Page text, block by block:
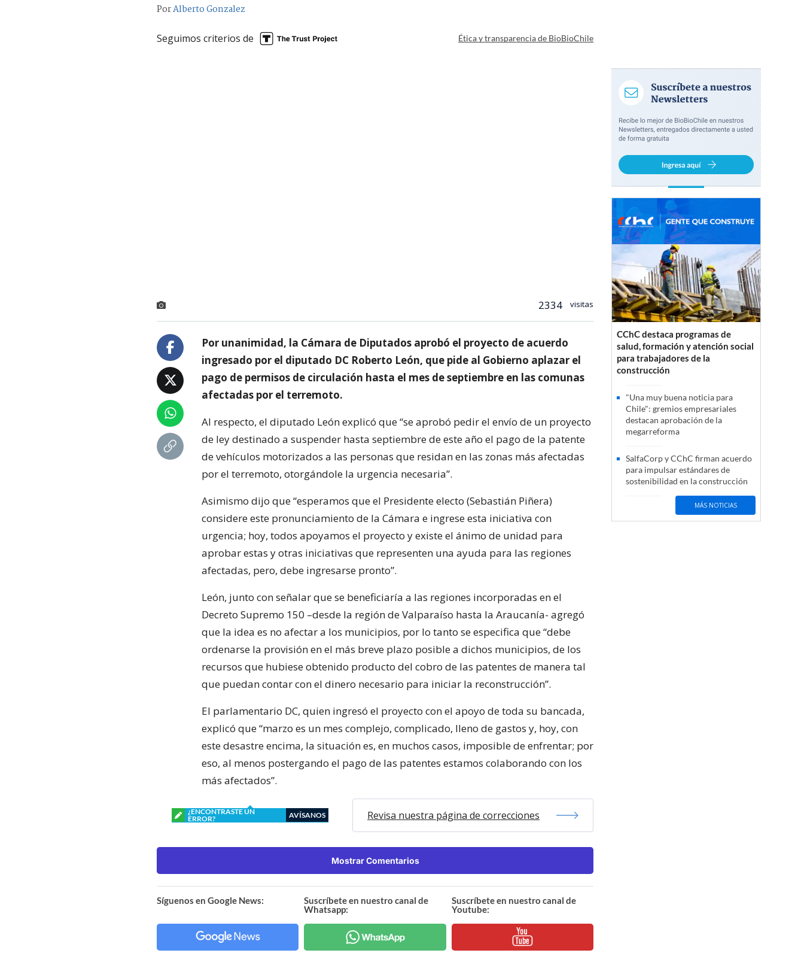
PorAlberto Gonzalez
Seguimos criterios de Ética y transparencia de BioBioChile
2334 visitas
Por unanimidad, la Cámara de Diputados aprobó el proyecto de acuerdo
ingresado por el diputado DC Roberto León, que pide al Gobierno aplazar el
pago de permisos de circulación hasta el mes de septiembre en las comunas
afectadas por el terremoto.
Al respecto, el diputado León explicó que “se aprobó pedir el envío de un proyecto
de ley destinado a suspender hasta septiembre de este año el pago de la patente
de vehículos motorizados a las personas que residan en las zonas más afectadas
por el terremoto, otorgándole la urgencia necesaria”.
Asimismo dijo que “esperamos que el Presidente electo (Sebastián Piñera)
considere este pronunciamiento de la Cámara e ingrese esta iniciativa con
urgencia; hoy, todos apoyamos el proyecto y existe el ánimo de unidad para
aprobar estas y otras iniciativas que representen una ayuda para las regiones
afectadas, pero, debe ingresarse pronto”.
León, junto con señalar que se beneficiaría a las regiones incorporadas en el
Decreto Supremo 150 –desde la región de Valparaíso hasta la Araucanía- agregó
que la idea es no afectar a los municipios, por lo tanto se especifica que “debe
ordenarse la provisión en el más breve plazo posible a dichos municipios, de los
recursos que hubiese obtenido producto del cobro de las patentes de manera tal
que puedan contar con el dinero necesario para iniciar la reconstrucción”.
El parlamentario DC, quien ingresó el proyecto con el apoyo de toda su bancada,
explicó que “marzo es un mes complejo, complicado, lleno de gastos y, hoy, con
este desastre encima, la situación es, en muchos casos, imposible de enfrentar; por
eso, al menos postergando el pago de las patentes estamos colaborando con los
más afectados”.
¿ENCONTRASTE UN
ERROR?
AVÍSANOS Revisa nuestra página de correcciones
Mostrar Comentarios
Síguenos en Google News:
Suscríbete en nuestro canal de
Whatsapp:
Suscríbete en nuestro canal de
Youtube:
CChC destaca programas de
salud, formación y atención social
para trabajadores de la
construcción
"Una muy buena noticia para
Chile": gremios empresariales
destacan aprobación de la
megarreforma
SalfaCorp y CChC firman acuerdo
para impulsar estándares de
sostenibilidad en la construcción
MÁS NOTICIAS